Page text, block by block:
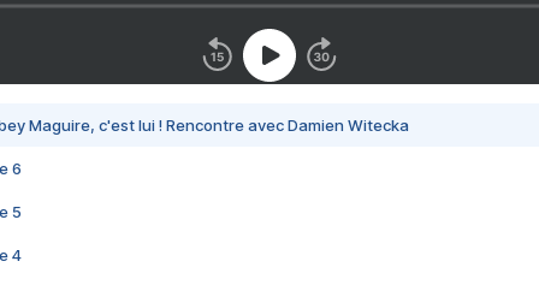
Maguire, c'est lui ! Rencontre avec Damien Witecka
6
5
4